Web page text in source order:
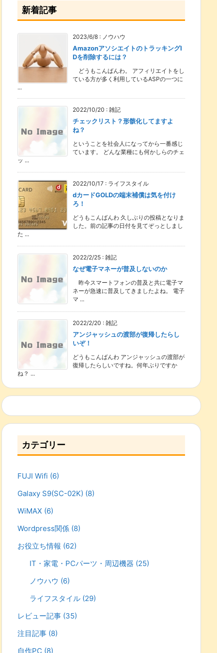
新着記事
2023/6/8 : ノウハウ
AmazonアソシエイトのトラッキングI
Dを削除するには？
どうもこんばんわ。 アフィリエイトをし
ている方が多く利用しているASPの一つに
...
2022/10/20 : 雑記
チェックリスト？形骸化してますよ
ね？
ということを社会人になってから一番感じ
ています。 どんな業種にも何かしらのチェ
ッ ...
2022/10/17 : ライフスタイル
dカードGOLDの端末補償は気を付け
ろ！
どうもこんばんわ 久しぶりの投稿となりま
した。前の記事の日付を見てぞっとしまし
た ...
2022/2/25 : 雑記
なぜ電子マネーが普及しないのか
昨今スマートフォンの普及と共に電子マ
ネーが急速に普及してきましたよね。 電子
マ ...
2022/2/20 : 雑記
アンジャッシュの渡部が復帰したらし
いぞ！
どうもこんばんわ アンジャッシュの渡部が
復帰したらしいですね。何年ぶりですか
ね？ ...
カテゴリー
FUJI Wifi (6)
Galaxy S9(SC-02K) (8)
WiMAX (6)
Wordpress関係 (8)
お役立ち情報 (62)
IT・家電・PCパーツ・周辺機器 (25)
ノウハウ (6)
ライフスタイル (29)
レビュー記事 (35)
注目記事 (8)
自作PC (8)